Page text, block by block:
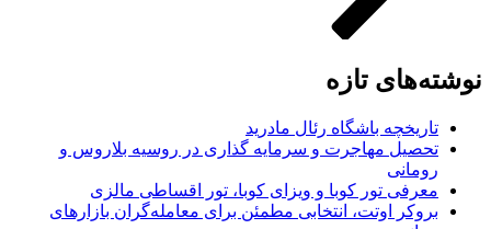
تازه
تاریخچه باشگاه رئال مادرید
تحصیل مهاجرت و سرمایه گذاری در روسیه بلاروس و
رومانی
معرفی تور کوبا و ویزای کوبا، تور اقساطی مالزی
بروکر اوتت، انتخابی مطمئن برای معامله‌گران بازارهای